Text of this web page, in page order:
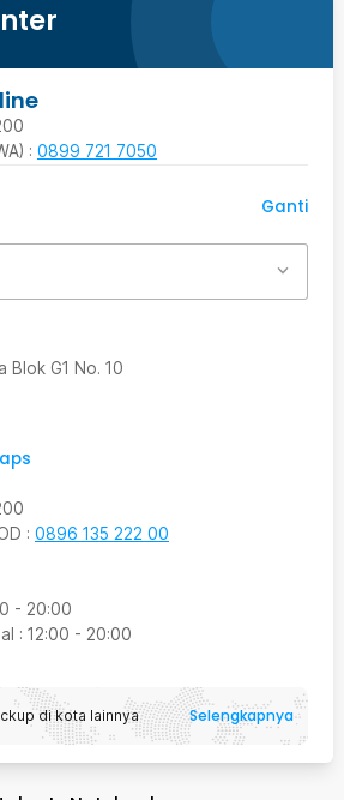
: 0899 721 7050
Ganti
Blok G1 No. 10
: 0896 135 222 00
- 20:00
: 12:00 - 20:00
di kota lainnya Selengkapnya